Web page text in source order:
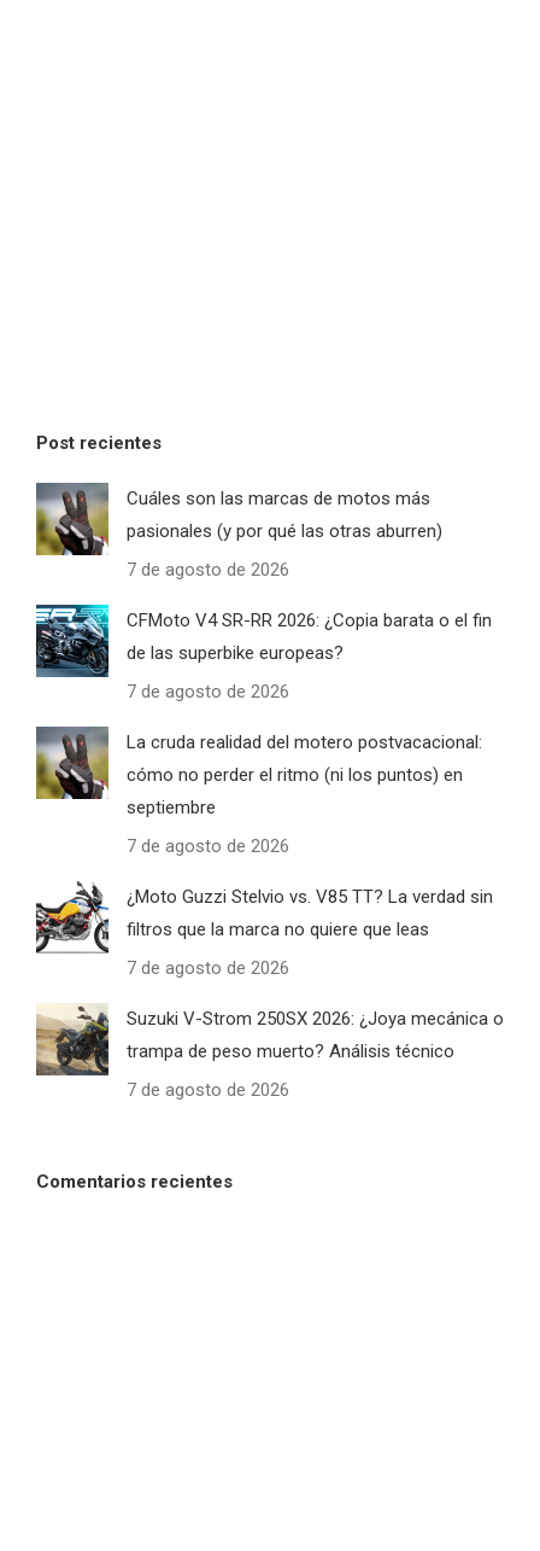
Post recientes
Cuáles son las marcas de motos más
pasionales (y por qué las otras aburren)
7 de agosto de 2026
CFMoto V4 SR-RR 2026: ¿Copia barata o el fin
de las superbike europeas?
7 de agosto de 2026
La cruda realidad del motero postvacacional:
cómo no perder el ritmo (ni los puntos) en
septiembre
7 de agosto de 2026
¿Moto Guzzi Stelvio vs. V85 TT? La verdad sin
filtros que la marca no quiere que leas
7 de agosto de 2026
Suzuki V-Strom 250SX 2026: ¿Joya mecánica o
trampa de peso muerto? Análisis técnico
7 de agosto de 2026
Comentarios recientes